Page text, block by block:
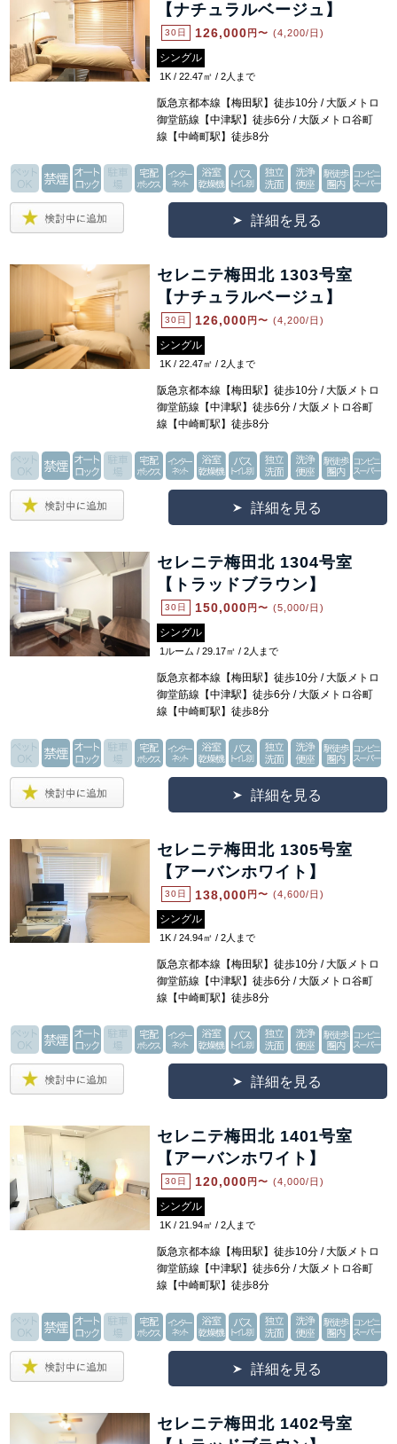
【ナチュラルベージュ】
30日 126,000 円〜 (4,200/日)
シングル
1K / 22.47㎡ / 2人まで
阪急京都本線【梅田駅】徒歩10分 / 大阪メトロ
御堂筋線【中津駅】徒歩6分 / 大阪メトロ谷町
線【中崎町駅】徒歩8分
詳細を見る
セレニテ梅田北 1303号室
【ナチュラルベージュ】
30日 126,000 円〜 (4,200/日)
シングル
1K / 22.47㎡ / 2人まで
阪急京都本線【梅田駅】徒歩10分 / 大阪メトロ
御堂筋線【中津駅】徒歩6分 / 大阪メトロ谷町
線【中崎町駅】徒歩8分
詳細を見る
セレニテ梅田北 1304号室
【トラッドブラウン】
30日 150,000 円〜 (5,000/日)
シングル
1ルーム / 29.17㎡ / 2人まで
阪急京都本線【梅田駅】徒歩10分 / 大阪メトロ
御堂筋線【中津駅】徒歩6分 / 大阪メトロ谷町
線【中崎町駅】徒歩8分
詳細を見る
セレニテ梅田北 1305号室
【アーバンホワイト】
30日 138,000 円〜 (4,600/日)
シングル
1K / 24.94㎡ / 2人まで
阪急京都本線【梅田駅】徒歩10分 / 大阪メトロ
御堂筋線【中津駅】徒歩6分 / 大阪メトロ谷町
線【中崎町駅】徒歩8分
詳細を見る
セレニテ梅田北 1401号室
【アーバンホワイト】
30日 120,000 円〜 (4,000/日)
シングル
1K / 21.94㎡ / 2人まで
阪急京都本線【梅田駅】徒歩10分 / 大阪メトロ
御堂筋線【中津駅】徒歩6分 / 大阪メトロ谷町
線【中崎町駅】徒歩8分
詳細を見る
セレニテ梅田北 1402号室